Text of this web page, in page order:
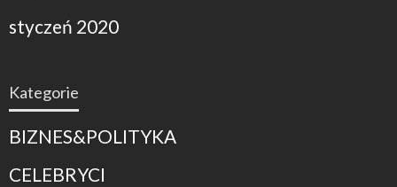
styczeń 2020
Kategorie
BIZNES&POLITYKA
CELEBRYCI